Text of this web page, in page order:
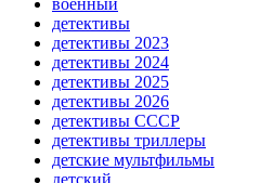
военный
детективы
детективы 2023
детективы 2024
детективы 2025
детективы 2026
детективы СССР
детективы триллеры
детские мультфильмы